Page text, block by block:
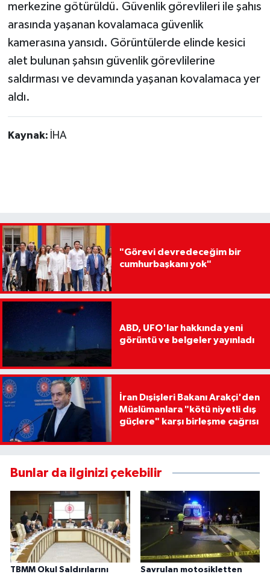
merkezine götürüldü. Güvenlik görevlileri ile şahıs
arasında yaşanan kovalamaca güvenlik
kamerasına yansıdı. Görüntülerde elinde kesici
alet bulunan şahsın güvenlik görevlilerine
saldırması ve devamında yaşanan kovalamaca yer
aldı.
Kaynak: İHA
"Görevi devredeceğim bir
cumhurbaşkanı yok"
ABD, UFO'lar hakkında yeni
görüntü ve belgeler yayınladı
İran Dışişleri Bakanı Arakçi'den
Müslümanlara "kötü niyetli dış
güçlere" karşı birleşme çağrısı
Bunlar da ilginizi çekebilir
TBMM Okul Saldırılarını Savrulan motosikletten